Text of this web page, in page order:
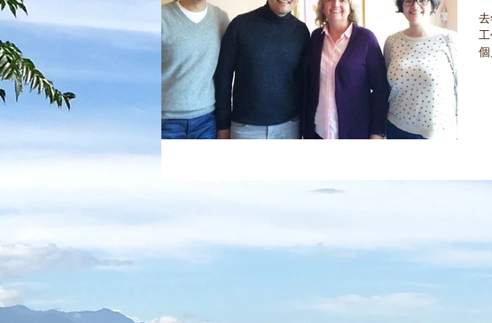
去
個